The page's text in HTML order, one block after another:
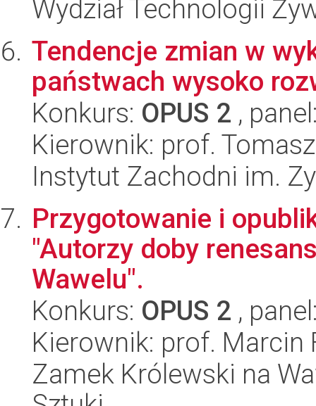
Wydział Technologii
Tendencje zmian w
państwach wysoko
Konkurs: OPUS 2 ,
Kierownik: prof.
Instytut Zachodni im.
Przygotowanie i
"Autorzy doby
Wawelu".
Konkurs: OPUS 2 ,
Kierownik: prof. Marcin
Zamek Królewski na